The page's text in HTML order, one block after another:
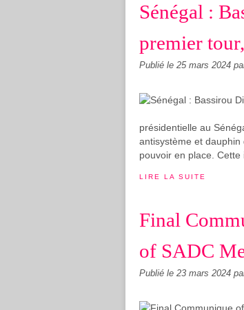
Sénégal :
premier
Publié le 25 mars 2024
présidentielle au
antisystème et
pouvoir en place. Cette
LIRE LA SUITE
Final
of SADC
Publié le 23 mars 2024